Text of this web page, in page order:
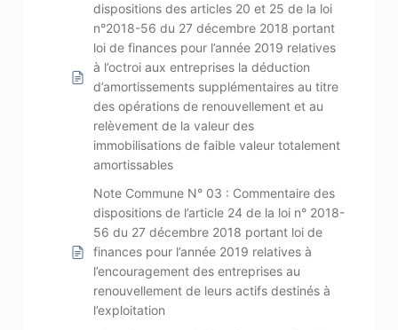
dispositions des articles 20 et 25 de la loi
n°2018-56 du 27 décembre 2018 portant
loi de finances pour l’année 2019 relatives
à l’octroi aux entreprises la déduction
d’amortissements supplémentaires au titre
des opérations de renouvellement et au
relèvement de la valeur des
immobilisations de faible valeur totalement
amortissables
Note Commune N° 03 : Commentaire des
dispositions de l’article 24 de la loi n° 2018-
56 du 27 décembre 2018 portant loi de
finances pour l’année 2019 relatives à
l’encouragement des entreprises au
renouvellement de leurs actifs destinés à
l’exploitation